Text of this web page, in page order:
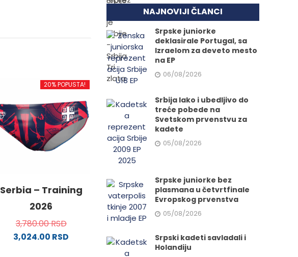
20% POPUSTA!
Serbia – Training
2026
3,780.00RSD
3,024.00 RSD
NAJNOVIJI ČLANCI
Srpske juniorke
deklasirale Portugal, sa
Izraelom za deveto mesto
na EP
06/08/2026
Srbija lako i ubedljivo do
treće pobede na
Svetskom prvenstvu za
kadete
05/08/2026
Srpske juniorke bez
plasmana u četvrtfinale
Evropskog prvenstva
05/08/2026
Srpski kadeti savladali i
Holandiju